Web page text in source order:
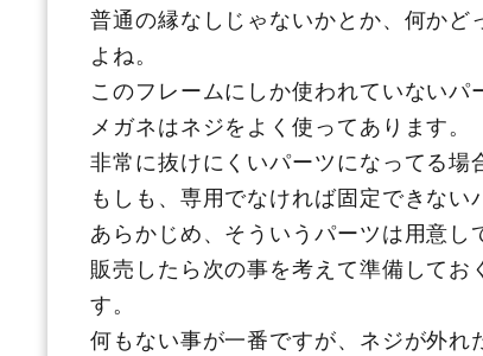
普通の縁なしじゃないかとか、何か
よね。
このフレームにしか使われていないパ
メガネはネジをよく使ってあります。
非常に抜けにくいパーツになってる場
もしも、専用でなければ固定できない
あらかじめ、そういうパーツは用意し
販売したら次の事を考えて準備して
す。
何もない事が一番ですが、ネジが外